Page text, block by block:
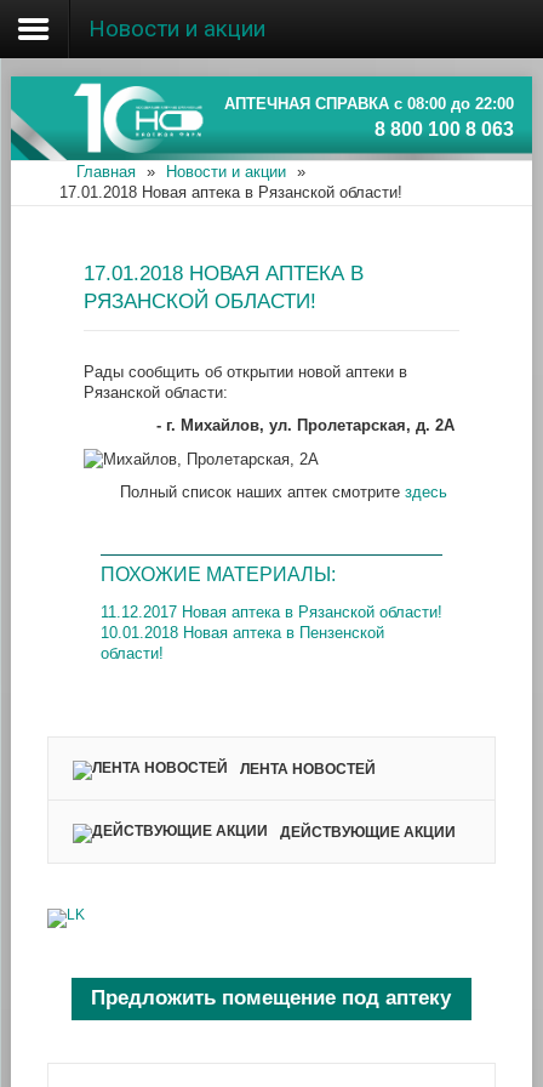
Главная
Об ассоциации
Наши аптеки
Информация
Новости и акции
АПТЕЧНАЯ СПРАВКА с 08:00 до 22:00
8 800 100 8 063
Главная » Новости и акции
»
17.01.2018 Новая аптека в Рязанской области!
17.01.2018 НОВАЯ АПТЕКА В
РЯЗАНСКОЙ ОБЛАСТИ!
Рады сообщить об открытии новой аптеки в
Рязанской области:
- г. Михайлов, ул. Пролетарская, д. 2А
Полный список наших аптек смотрите здесь
ПОХОЖИЕ МАТЕРИАЛЫ:
11.12.2017 Новая аптека в Рязанской области!
10.01.2018 Новая аптека в Пензенской
области!
ЛЕНТА НОВОСТЕЙ
ДЕЙСТВУЮЩИЕ АКЦИИ
Предложить помещение под аптеку